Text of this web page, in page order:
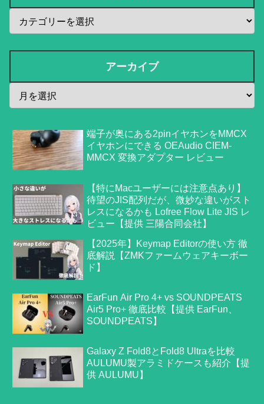
アーカイブ
端子が奥にある2pinイヤホンをMMCX
イヤホンにできる OEAudio CIEM-
MMCX 変換アダプター レビュー
【特にMacユーザーには注意点あり】
待望のJIS配列だが、微妙な違いがスト
レスになるかも Lofree Flow Lite JIS レ
ビュー【提供 三陽合同会社】
【2025年】Keymap Editorの使い方 徹
底解説【ZMKファームウェアキーボー
ド】
EarFun Air Pro 4+ vs SOUNDPEATS
Air5 Pro+ 徹底比較【提供 EarFun、
SOUNDPEATS】
Galaxy Z Fold8とFold8 Ultraを比較
AULUMU製アラミドケースも紹介【提
供 AULUMU】